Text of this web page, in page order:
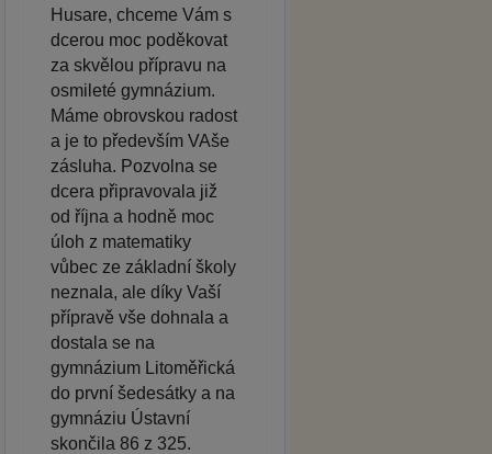
Husare, chceme Vám s
dcerou moc poděkovat
za skvělou přípravu na
osmileté gymnázium.
Máme obrovskou radost
a je to především VAše
zásluha. Pozvolna se
dcera připravovala již
od října a hodně moc
úloh z matematiky
vůbec ze základní školy
neznala, ale díky Vaší
přípravě vše dohnala a
dostala se na
gymnázium Litoměřická
do první šedesátky a na
gymnáziu Ústavní
skončila 86 z 325.